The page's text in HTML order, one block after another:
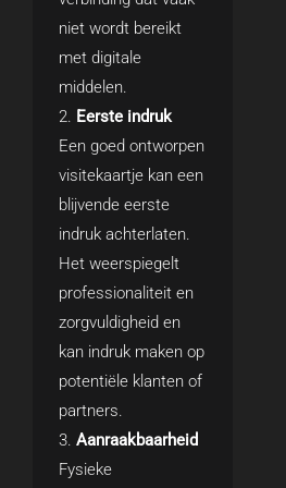
niet wordt bereikt
met digitale
middelen.
Eerste indruk
Een goed ontworpen
visitekaartje kan een
blijvende eerste
indruk achterlaten.
Het weerspiegelt
professionaliteit en
zorgvuldigheid en
kan indruk maken op
potentiële klanten of
partners.
Aanraakbaarheid
Fysieke